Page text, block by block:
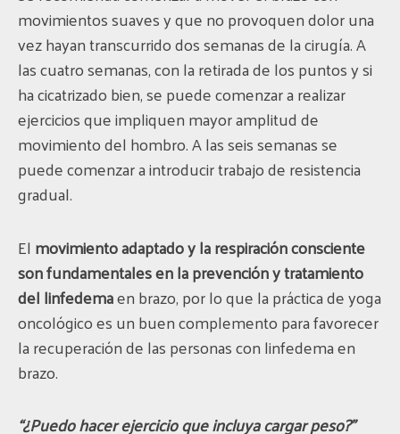
movimientos suaves y que no provoquen dolor una
vez hayan transcurrido dos semanas de la cirugía. A
las cuatro semanas, con la retirada de los puntos y si
ha cicatrizado bien, se puede comenzar a realizar
ejercicios que impliquen mayor amplitud de
movimiento del hombro. A las seis semanas se
puede comenzar a introducir trabajo de resistencia
gradual.
El movimiento adaptado y la respiración consciente
son fundamentales en la prevención y tratamiento
del linfedemaen brazo, por lo que la práctica de yoga
oncológico es un buen complemento para favorecer
la recuperación de las personas con linfedema en
brazo.
“¿Puedo hacer ejercicio que incluya cargar peso?”